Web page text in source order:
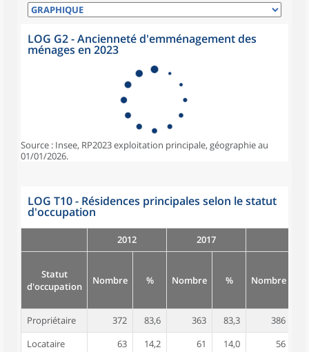
LOG G2 - Ancienneté d'emménagement des
ménages en 2023
Source : Insee, RP2023 exploitation principale, géographie au
01/01/2026.
LOG T10 - Résidences principales selon le statut
d'occupation
2012 2017
Statut
d'occupation
Nombre % Nombre % Nombre
Propriétaire 372 83,6 363 83,3 386
Locataire
63 14,2 61 14,0 56